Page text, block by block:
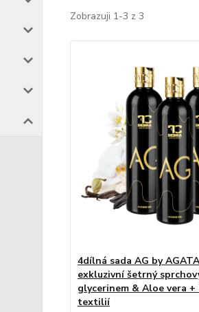
Zobrazuji 1-3 z 3
4dílná sada AG by
exkluzivní šetrný
glycerinem & Aloe vera +
textilií